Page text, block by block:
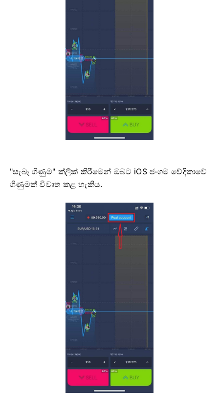
"සැබෑ ගිණුම" ක්ලික් කිරීමෙන් ඔබට iOS ජංගම වේදිකාවේ
ගිණුමක් විවෘත කළ හැකිය.